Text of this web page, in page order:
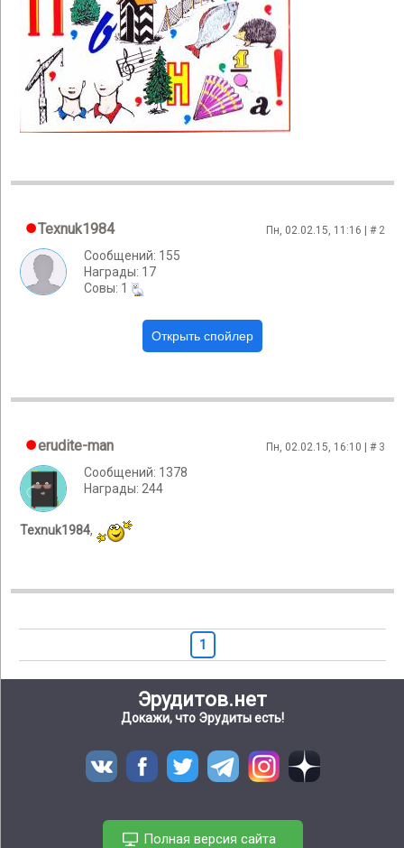
Texnuk1984 Пн, 02.02.15, 11:16 | # 2
Сообщений: 155
Награды: 17
Cовы: 1
erudite-man Пн, 02.02.15, 16:10 | # 3
Сообщений: 1378
Награды: 244
Texnuk1984,
1
Эрудитов.нет
Докажи, что Эрудиты есть!
Полная версия сайта